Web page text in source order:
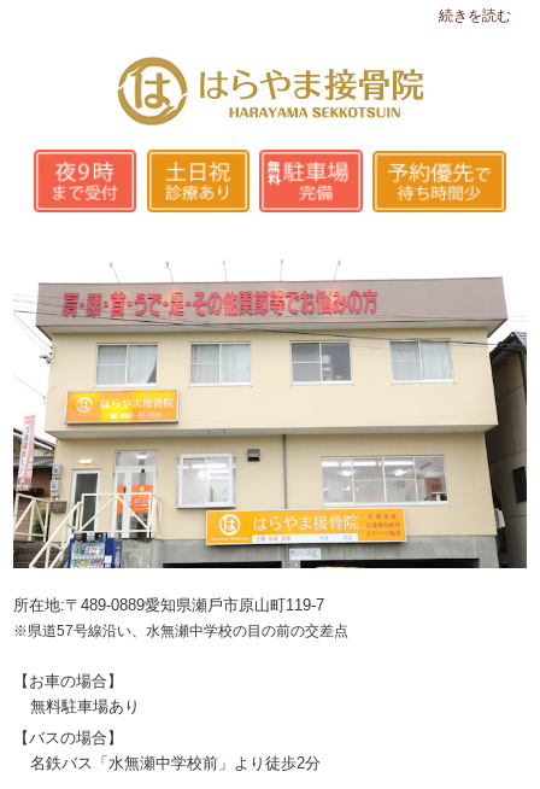
続きを読む
所在地:〒489-0889愛知県瀬戶市原山町119-7
※県道57号線沿い、水無瀬中学校の目の前の交差点
【お車の場合】
無料駐車場あり
【バスの場合】
名鉄バス「水無瀬中学校前」より徒歩2分